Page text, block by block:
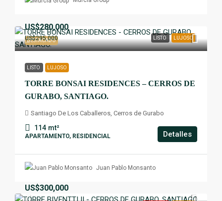
DESTACADO LISTO LUJOSO
US$280,000
US$295,000
LISTO LUJOSO
TORRE BONSAI RESIDENCES – CERROS DE
GURABO, SANTIAGO.
Santiago De Los Caballeros, Cerros de Gurabo
114 mt²
APARTAMENTO, RESIDENCIAL Detalles
Juan Pablo Monsanto
US$300,000